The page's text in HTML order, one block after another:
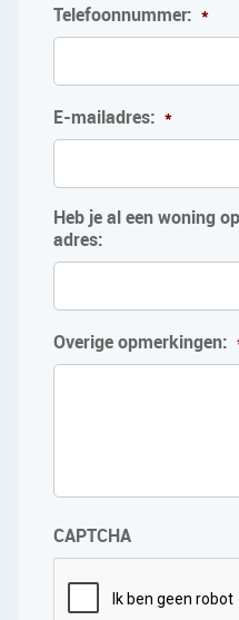
Telefoonnummer: *
E-mailadres: *
Heb je al een woning
adres:
Overige opmerkingen:
CAPTCHA